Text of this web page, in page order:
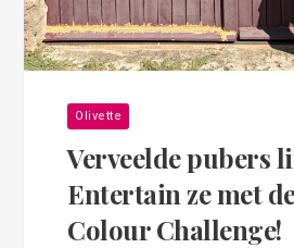
Olivette
Verveelde pubers
Entertain ze met
Colour Challenge!